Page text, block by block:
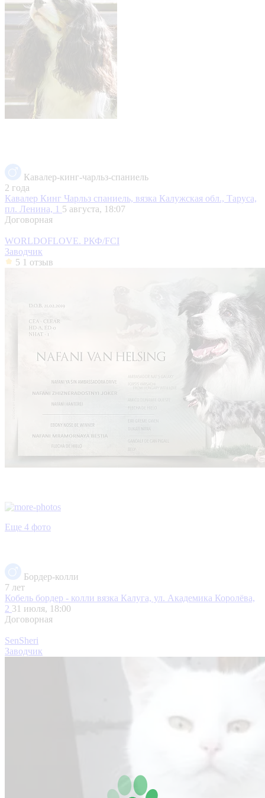
Кавалер-кинг-чарльз-спаниель
2 года
Кавалер Кинг Чарльз спаниель, вязка Калужская обл., Таруса,
пл. Ленина, 1 5 августа, 18:07
Договорная
WORLDOFLOVE. РКФ/FCI
Заводчик
5 1 отзыв
Еще 4 фото
Бордер-колли
7 лет
Кобель бордер - колли вязка Калуга, ул. Академика Королёва,
2 31 июля, 18:00
Договорная
SenSheri
Заводчик